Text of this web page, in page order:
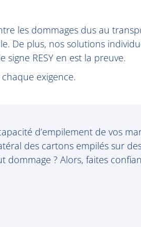
les dommages dus au
De plus, nos solutions
RESY en est la preuve.
exigence.
d’empilement de vos
des cartons empilés sur
? Alors, faites